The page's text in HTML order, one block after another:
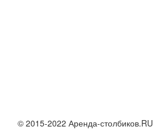
© 2015-2022 Аренда-столбиков.RU